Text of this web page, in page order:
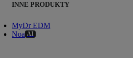
INNE PRODUKTY
MyDr EDM
Noa AI